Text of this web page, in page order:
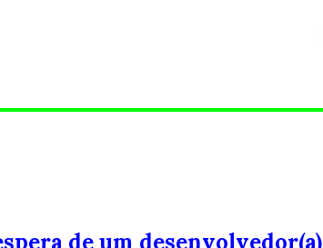
de um desenvolvedor(a)